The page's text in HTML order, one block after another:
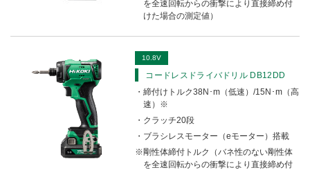
を全速回転からの衝撃により直接締め付
けた場合の測定値）
10.8V
コードレスドライバドリル DB12DD
締付けトルク38N･m（低速）/15N･m（高
速）※
クラッチ20段
ブラシレスモーター（eモーター）搭載
剛性体締付トルク（バネ性のない剛性体
を全速回転からの衝撃により直接締め付